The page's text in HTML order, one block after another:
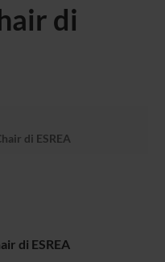
di
di ESREA
di ESREA